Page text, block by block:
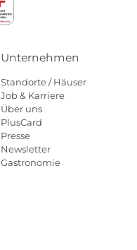
Unternehmen
Standorte / Häuser
Job & Karriere
Über uns
PlusCard
Presse
Newsletter
Gastronomie